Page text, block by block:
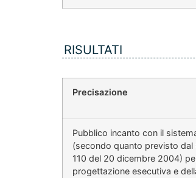
RISULTATI
Precisazione
Pubblico incanto con il
(secondo quanto previsto dal
110 del 20 dicembre 2004)
progettazione esecutiva e